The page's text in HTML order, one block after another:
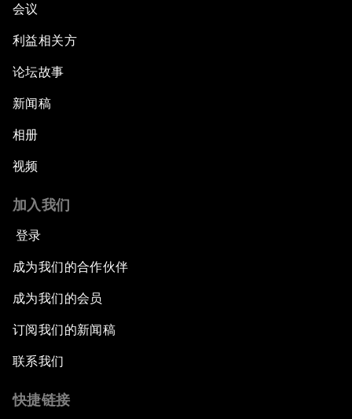
会议
利益相关方
论坛故事
新闻稿
相册
视频
加入我们
登录
成为我们的合作伙伴
成为我们的会员
订阅我们的新闻稿
联系我们
快捷链接